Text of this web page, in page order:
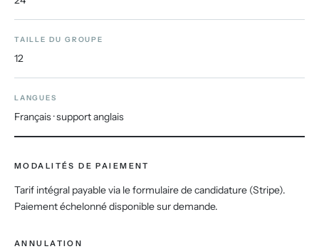
TAILLE DU GROUPE
12
LANGUES
Français · support anglais
MODALITÉS DE PAIEMENT
Tarif intégral payable via le formulaire de candidature (Stripe).
Paiement échelonné disponible sur demande.
ANNULATION